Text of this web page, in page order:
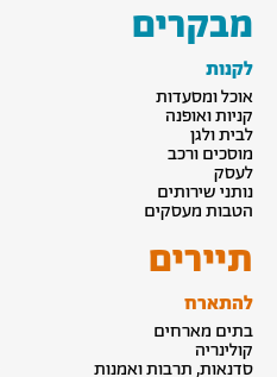
מבקרים
לקנות
אוכל ומסעדות
קניות ואופנה
לבית ולגן
מוסכים ורכב
לעסק
נותני שירותים
הטבות מעסקים
תיירים
להתארח
בתים מארחים
קולינריה
סדנאות, תרבות ואמנות